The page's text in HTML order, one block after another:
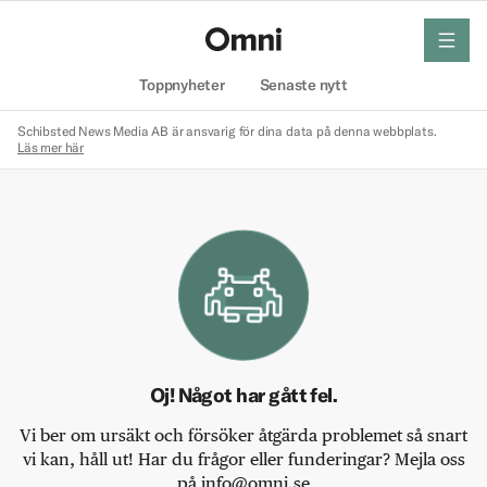
Toppnyheter Senaste nytt
meny
Schibsted News Media AB är ansvarig för dina data på denna webbplats.
Läs mer här
Oj! Något har gått fel.
Vi ber om ursäkt och försöker åtgärda problemet så snart
vi kan, håll ut! Har du frågor eller funderingar? Mejla oss